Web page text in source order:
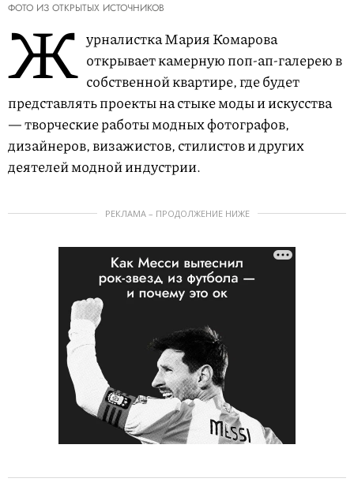
ФОТО ИЗ ОТКРЫТЫХ ИСТОЧНИКОВ
Ж урналистка Мария Комарова
открывает камерную поп-ап-галерею в
собственной квартире, где будет
представлять проекты на стыке моды и искусства
— творческие работы модных фотографов,
дизайнеров, визажистов, стилистов и других
деятелей модной индустрии.
РЕКЛАМА – ПРОДОЛЖЕНИЕ НИЖЕ